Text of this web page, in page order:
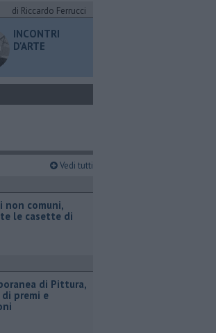
di Riccardo Ferrucci
INCONTRI
D'ARTE
Vedi tutti
non comuni,
le casette di
di Pittura,
premi e